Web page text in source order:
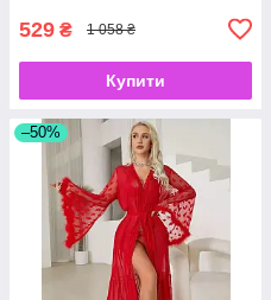
529 ₴ 1 058 ₴
Купити
–50%